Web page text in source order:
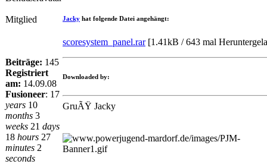
Mitglied
Beiträge: 145
Registriert
am: 14.09.08
Fusioneer: 17
years 10
months 3
weeks 21 days
18 hours 27
minutes 2
seconds
Jacky hat folgende Datei angehängt:
scoresystem_panel.rar[1.41kB / 643 mal
Downloaded by:
GruÃŸ Jacky